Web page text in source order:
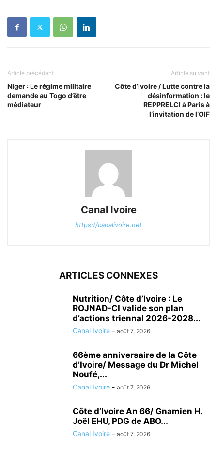
Article précédent
Niger : Le régime militaire
demande au Togo d’être
médiateur
Article suivant
Côte d’Ivoire / Lutte contre la
désinformation : le
REPPRELCI à Paris à
l’invitation de l’OIF
Canal Ivoire
https://canalivoire.net
ARTICLES CONNEXES
Nutrition/ Côte d’Ivoire : Le
ROJNAD-CI valide son plan
d’actions triennal 2026-2028...
Canal Ivoire - août 7, 2026
66ème anniversaire de la Côte
d’Ivoire/ Message du Dr Michel
Noufé,...
Canal Ivoire - août 7, 2026
Côte d’Ivoire An 66/ Gnamien H.
Joël EHU, PDG de ABO...
Canal Ivoire - août 7, 2026